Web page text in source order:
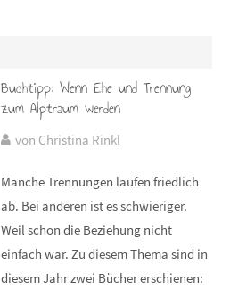
Buchtipp: Wenn Ehe und Trennung
zum Alptraum werden
von Christina Rinkl
Manche Trennungen laufen friedlich
ab. Bei anderen ist es schwieriger.
Weil schon die Beziehung nicht
einfach war. Zu diesem Thema sind in
diesem Jahr zwei Bücher erschienen: